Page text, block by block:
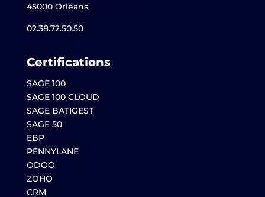
45000 Orléans
02.38.72.50.50
Certifications
SAGE 100
SAGE 100 CLOUD
SAGE BATIGEST
SAGE 50
EBP
PENNYLANE
ODOO
ZOHO
CRM